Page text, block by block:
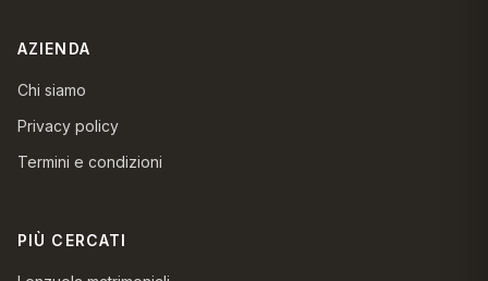
AZIENDA
Chi siamo
Privacy policy
Termini e condizioni
PIÙ CERCATI